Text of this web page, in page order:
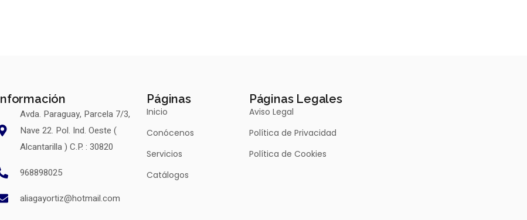
Información
Avda. Paraguay, Parcela 7/3,
Nave 22. Pol. Ind. Oeste (
Alcantarilla ) C.P. : 30820
968898025
aliagayortiz@hotmail.com
Páginas
Inicio
Conócenos
Servicios
Catálogos
Páginas Legales
Aviso Legal
Política de Privacidad
Política de Cookies